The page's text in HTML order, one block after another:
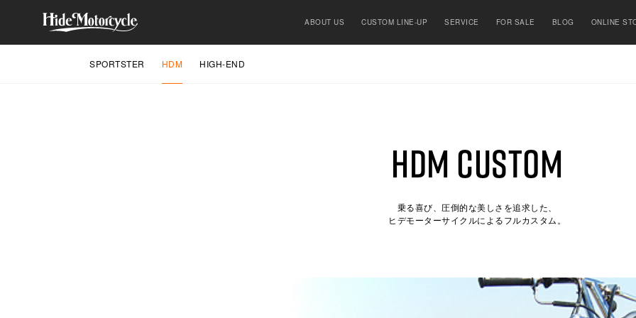
ABOUT US CUSTOM LINE-UP SERVICE FOR SALE BLOG ONLINE
SPORTSTER HDM HIGH-END
HDM CUSTOM
乗る喜び、圧倒的な美しさを追求した、
ヒデモーターサイクルによるフルカスタム。